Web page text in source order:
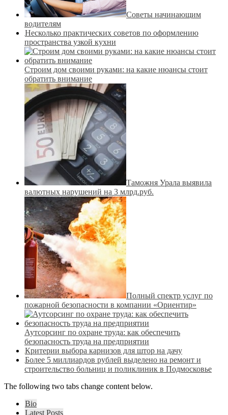
Советы начинающим
водителям
Несколько практических советов по оформлению
пространства узкой кухни
Строим дом своими руками: на какие нюансы стоит
обратить внимание
Таможня Урала выявила
валютных нарушений на 3 млрд.руб.
Полный спектр услуг по
пожарной безопасности в компании «Ориентир»
Аутсорсинг по охране труда: как обеспечить
безопасность труда на предприятии
Критерии выбора карнизов для штор на дачу
Более 5 миллиардов рублей выделено на ремонт и
строительство больниц и поликлиник в Подмосковье
The following two tabs change content below.
Bio
Latest Posts